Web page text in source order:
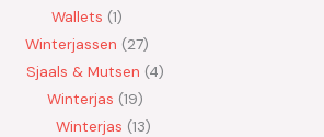
Wallets 1
Winterjassen
27
Sjaals & Mutsen 4
Winterjas 19
Winterjas 13